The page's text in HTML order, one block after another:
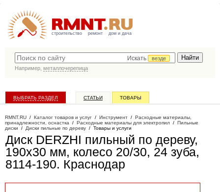
строительство ремонт дом и дача
Искать
везде
Например, металлочерепица
ВЫБРАТЬ РАЗДЕЛ СТАТЬИ ТОВАРЫ
RMNT.RU / Каталог товаров и услуг / Инструмент / Расходные материалы,
принадлежности, оснастка / Расходные материалы для электропил / Пильные
диски / Диски пильные по дереву / Товары и услуги
Диск DERZHI пильный по дереву,
190х30 мм, колесо 20/30, 24 зуба,
8114-190. Краснодар